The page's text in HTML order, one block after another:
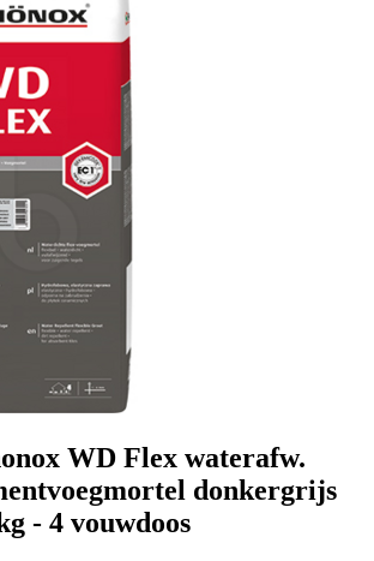
WD Flex waterafw.
donkergrijs
- 4 vouwdoos